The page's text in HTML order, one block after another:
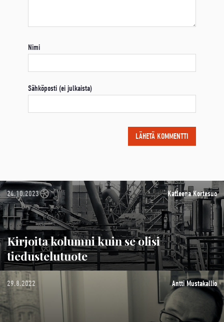
Nimi
Sähköposti (ei julkaista)
24.10.2023 Katleena Kortesuo
Kirjoita kolumni kuin se olisi
tiedustelutuote
29.8.2022 Antti Mustakallio